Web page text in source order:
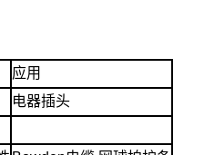
应用
电器插头